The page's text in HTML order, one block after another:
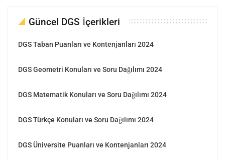
Güncel DGS İçerikleri
DGS Taban Puanları ve Kontenjanları 2024
DGS Geometri Konuları ve Soru Dağılımı 2024
DGS Matematik Konuları ve Soru Dağılımı 2024
DGS Türkçe Konuları ve Soru Dağılımı 2024
DGS Üniversite Puanları ve Kontenjanları 2024